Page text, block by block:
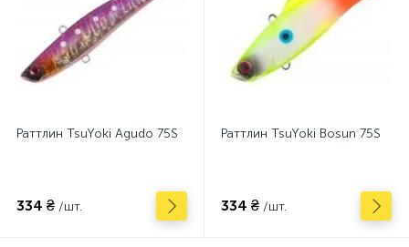
Раттлин TsuYoki Agudo 75S
334 ₴ /шт.
Раттлин TsuYoki Bosun 75S
334 ₴ /шт.